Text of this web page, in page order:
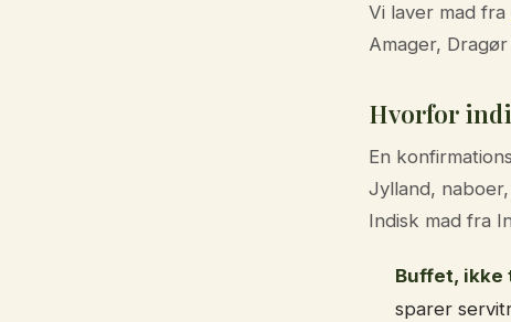
Vi laver mad fra
Amager,
Hvorfor
En
Jylland,
Indisk mad fra
Buffet, ikke
sparer